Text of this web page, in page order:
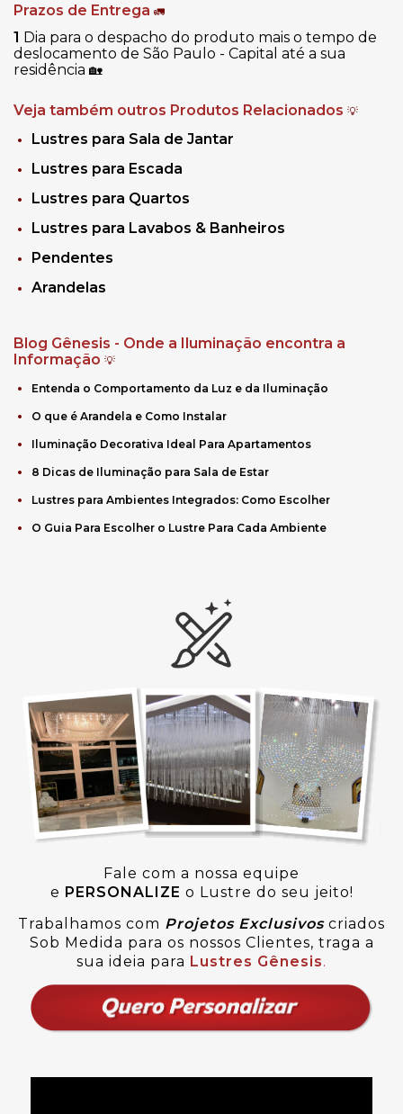
Prazos de Entrega 🚛
1 Dia para o despacho do produto mais o tempo de
deslocamento de São Paulo - Capital até a sua
residência 🏡
Veja também outros Produtos Relacionados 💡
Lustres para Sala de Jantar
Lustres para Escada
Lustres para Quartos
Lustres para Lavabos & Banheiros
Pendentes
Arandelas
Blog Gênesis - Onde a Iluminação encontra a
Informação 💡
Entenda o Comportamento da Luz e da Iluminação
O que é Arandela e Como Instalar
Iluminação Decorativa Ideal Para Apartamentos
8 Dicas de Iluminação para Sala de Estar
Lustres para Ambientes Integrados: Como Escolher
O Guia Para Escolher o Lustre Para Cada Ambiente
Fale com a nossa equipe
e PERSONALIZE o Lustre do seu jeito!
Trabalhamos com Projetos Exclusivoscriados
Sob Medida para os nossos Clientes, traga a
sua ideia para Lustres Gênesis.